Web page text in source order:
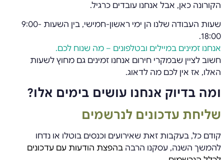
הקורונה כאן, אבל אנחנו עובדים כרגיל.
שעות העבודה שלנו הן ימי ראשון-חמישי, בין השעות 9:00-
18:00.
אנחנו זמינים במיילים ובטלפונים – מה שנוח לכם.
חשוב לציין שבמקרי חירום אנחנו זמינים גם מחוץ לשעות
האלו, אז אין לכם מה לדאוג.
ומה בדיוק אנחנו עושים בימים אלו?
שליחת עדכונים לנרשמים
קודם כל, בעקבות זאת שאירועים וכנסים בוטלו או נדחו
להמשך השנה, עסקנו הרבה בהפצת הודעות עם עדכונים